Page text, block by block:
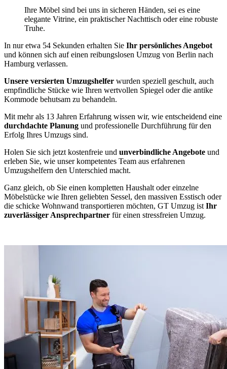
Ihre Möbel sind bei uns in sicheren Händen, sei es eine
elegante Vitrine, ein praktischer Nachttisch oder eine robuste
Truhe.
In nur etwa 54 Sekunden erhalten Sie Ihr persönliches Angebot
und können sich auf einen reibungslosen Umzug von Berlin nach
Hamburg verlassen.
Unsere versierten Umzugshelfer wurden speziell geschult, auch
empfindliche Stücke wie Ihren wertvollen Spiegel oder die antike
Kommode behutsam zu behandeln.
Mit mehr als 13 Jahren Erfahrung wissen wir, wie entscheidend eine
durchdachte Planung und professionelle Durchführung für den
Erfolg Ihres Umzugs sind.
Holen Sie sich jetzt kostenfreie und unverbindliche Angebote und
erleben Sie, wie unser kompetentes Team aus erfahrenen
Umzugshelfern den Unterschied macht.
Ganz gleich, ob Sie einen kompletten Haushalt oder einzelne
Möbelstücke wie Ihren geliebten Sessel, den massiven Esstisch oder
die schicke Wohnwand transportieren möchten, GT Umzug ist Ihr
zuverlässiger Ansprechpartner für einen stressfreien Umzug.